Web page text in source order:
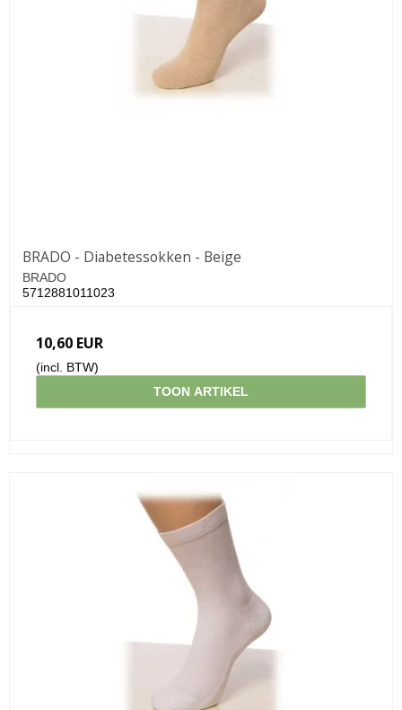
BRADO - Diabetessokken - Beige
BRADO
5712881011023
10,60 EUR
(incl. BTW)
TOON ARTIKEL